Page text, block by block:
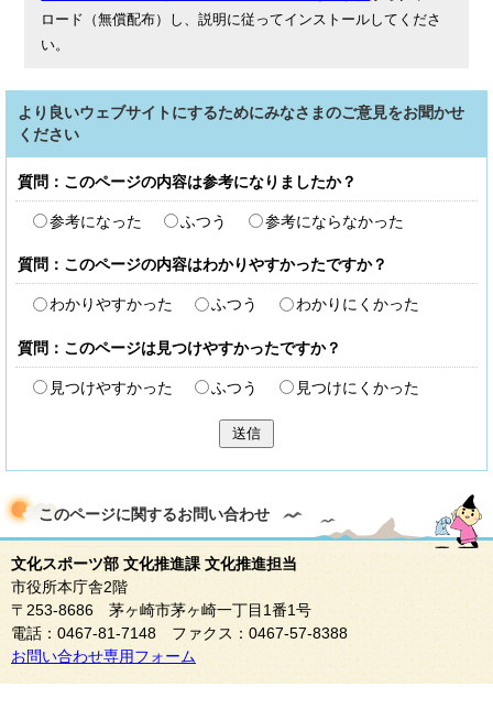
ロード（無償配布）し、説明に従ってインストールしてくださ
い。
より良いウェブサイトにするためにみなさまのご意見をお聞かせ
ください
質問：このページの内容は参考になりましたか？
参考になった ふつう 参考にならなかった
質問：このページの内容はわかりやすかったですか？
わかりやすかった ふつう わかりにくかった
質問：このページは見つけやすかったですか？
見つけやすかった ふつう 見つけにくかった
送信
このページに関するお問い合わせ
文化スポーツ部 文化推進課 文化推進担当
市役所本庁舎2階
〒253-8686 茅ヶ崎市茅ヶ崎一丁目1番1号
電話：0467-81-7148 ファクス：0467-57-8388
お問い合わせ専用フォーム